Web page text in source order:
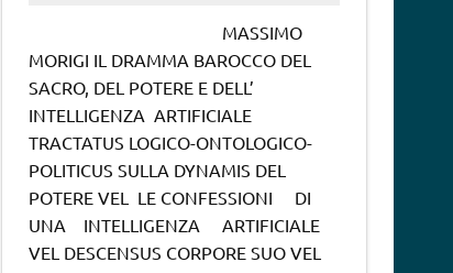
MASSIMO
MORIGI IL DRAMMA BAROCCO DEL
SACRO, DEL POTERE E DELL’
INTELLIGENZA ARTIFICIALE
TRACTATUS LOGICO-ONTOLOGICO-
POLITICUS SULLA DYNAMIS DEL
POTERE VEL LE CONFESSIONI DI
UNA INTELLIGENZA ARTIFICIALE
VEL DESCENSUS CORPORE SUO VEL